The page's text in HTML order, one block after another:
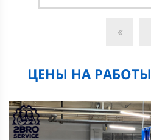
ЦЕНЫ НА РАБОТЫ